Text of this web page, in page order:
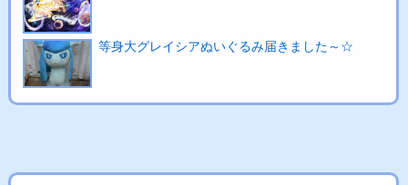
等身大グレイシアぬいぐるみ届きました～☆